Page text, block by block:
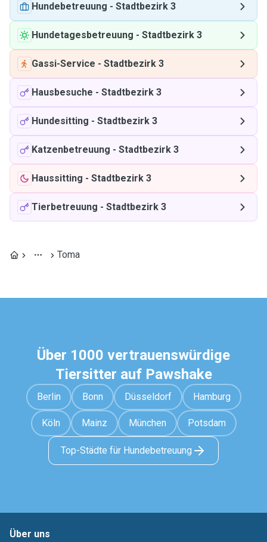
Hundebetreuung - Stadtbezirk 3
Hundetagesbetreuung - Stadtbezirk 3
Gassi-Service - Stadtbezirk 3
Hausbesuche - Stadtbezirk 3
Hundesitting - Stadtbezirk 3
Katzenbetreuung - Stadtbezirk 3
Haussitting - Stadtbezirk 3
Tierbetreuung - Stadtbezirk 3
Toma
Über 1000 vertrauenswürdige
Tiersitter auf Pawshake
Berlin Bonn Düsseldorf Hamburg
Köln Mainz München Potsdam
Top-Städte für Hundebetreuung
Über uns